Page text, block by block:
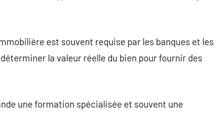
est souvent requise par les banques et les
la valeur réelle du bien pour fournir des
une formation spécialisée et souvent une